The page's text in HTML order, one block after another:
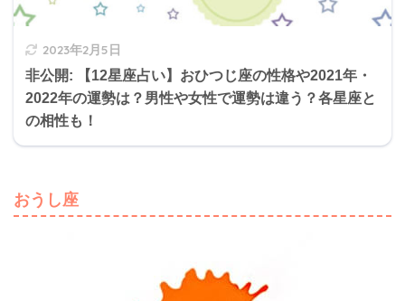
2023年2月5日
非公開: 【12星座占い】おひつじ座の性格や2021年・
2022年の運勢は？男性や女性で運勢は違う？各星座と
の相性も！
おうし座